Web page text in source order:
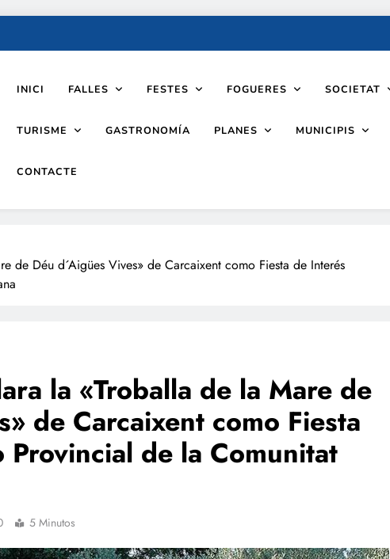
INICI FALLES FESTES FOGUERES SOCIETAT
TURISME GASTRONOMÍA PLANES MUNICIPIS
CONTACTE
de Déu d´Aigües Vives» de Carcaixent como Fiesta de Interés
la «Troballa de la Mare de
de Carcaixent como Fiesta
de la Comunitat
5 Minutos